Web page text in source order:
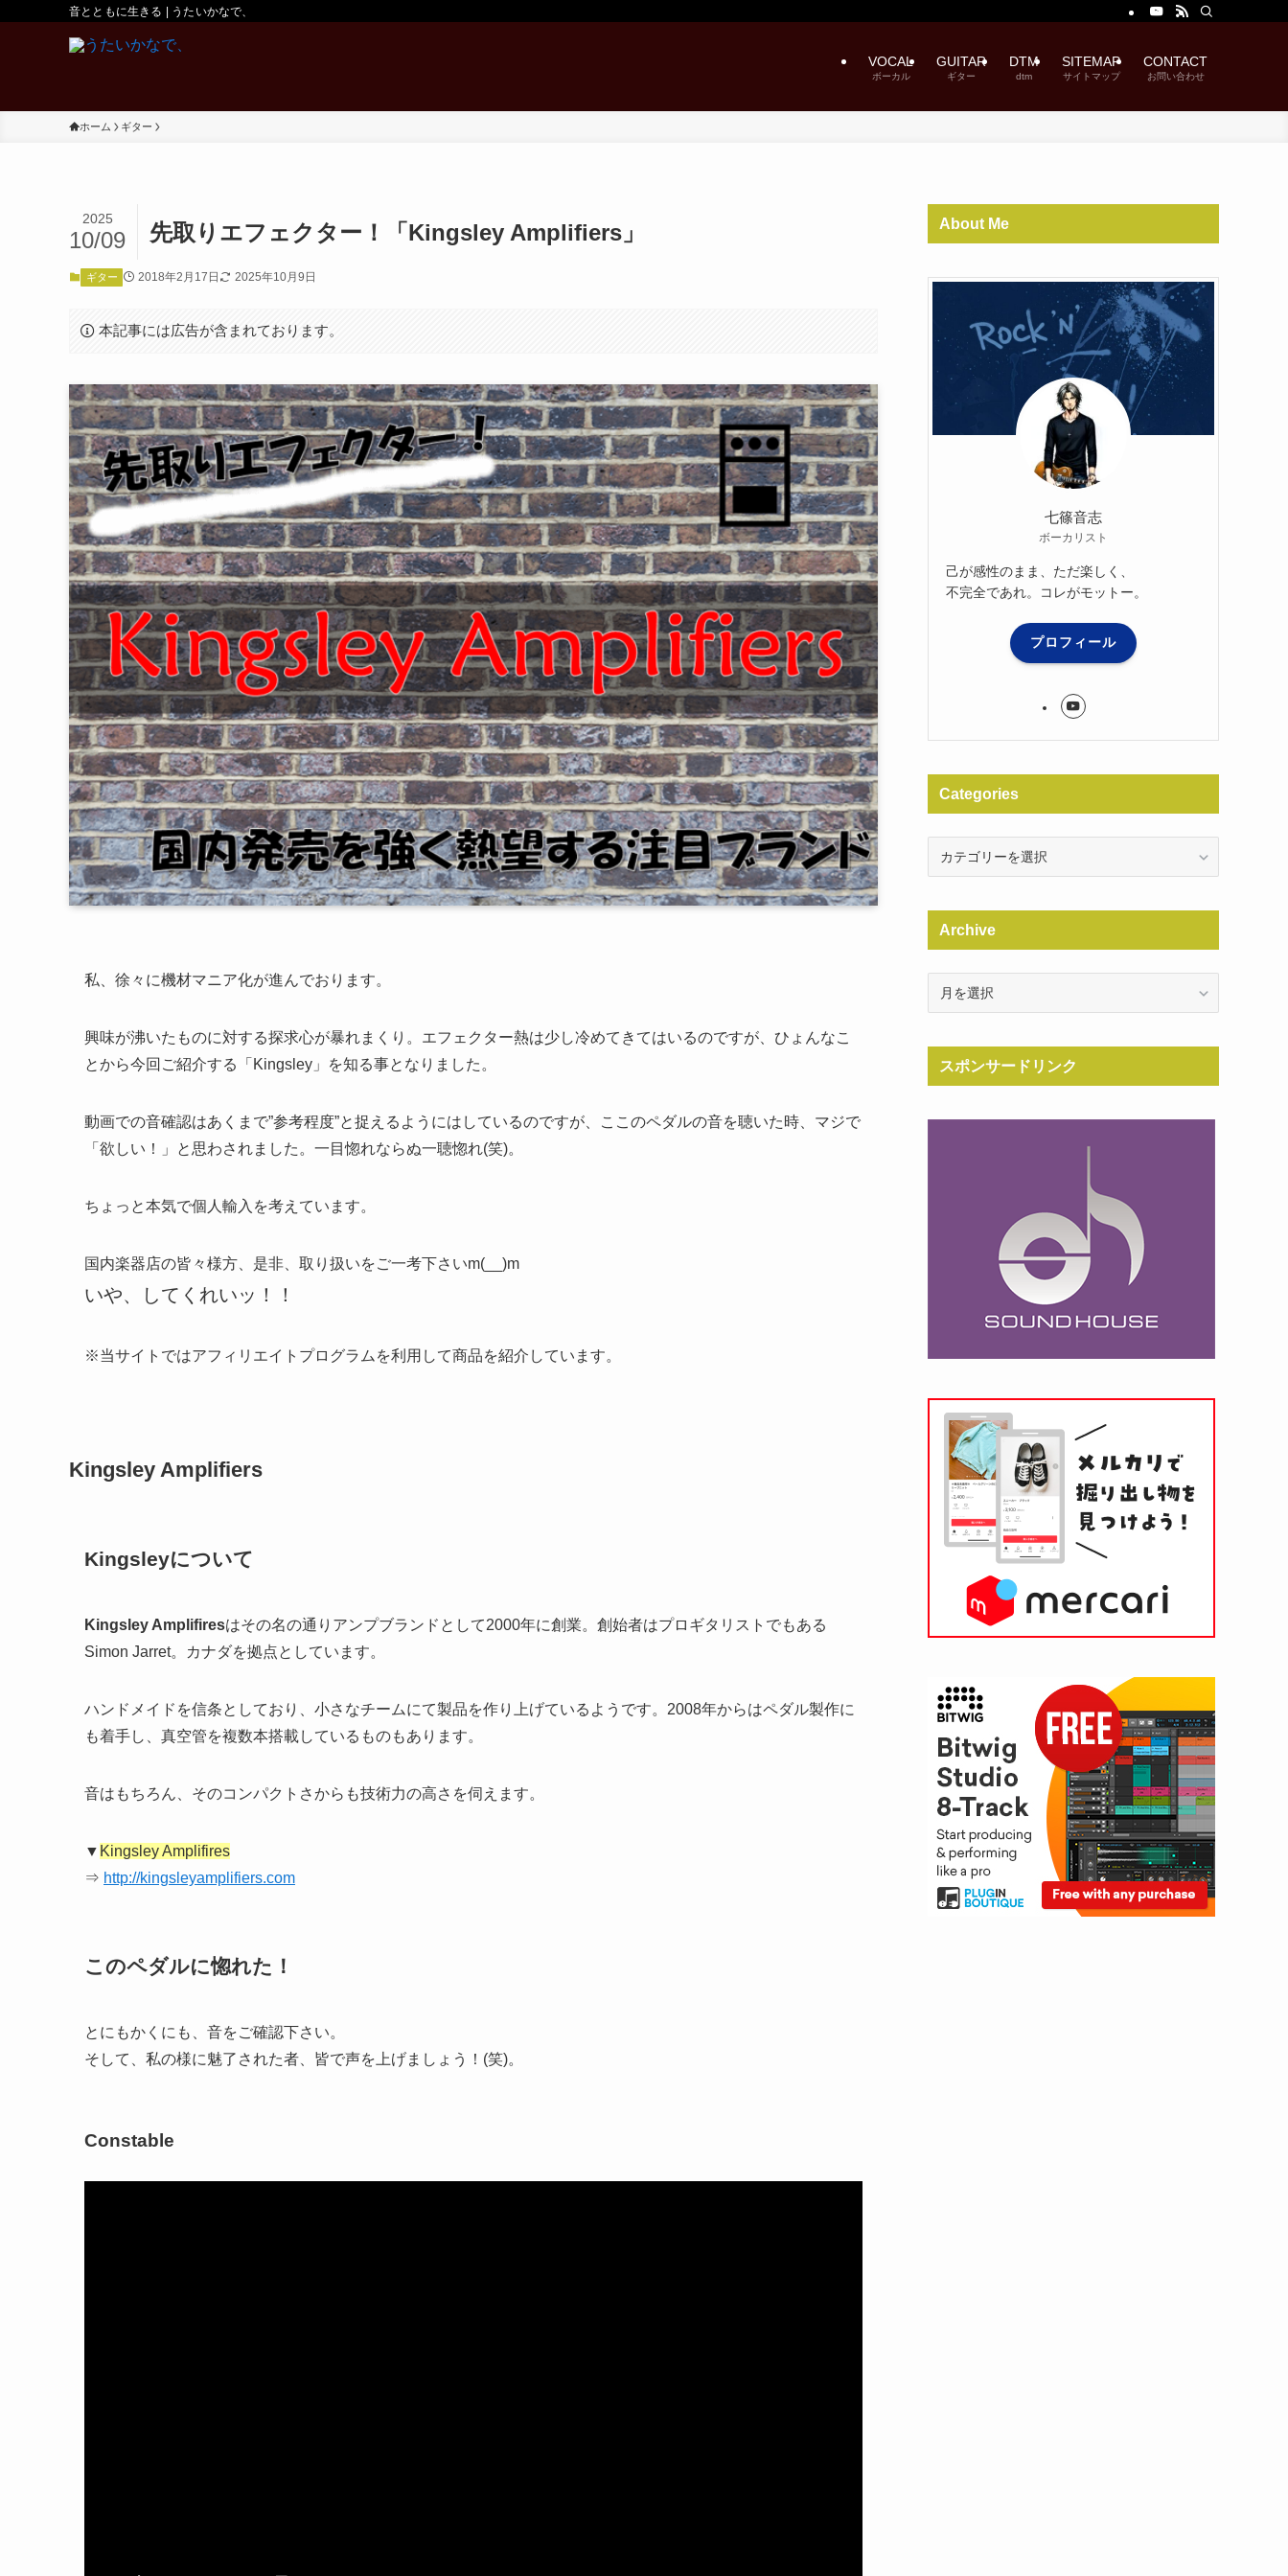
音とともに生きる | うたいかなで、
VOCAL
ボーカル
GUITAR
ギター
DTM
dtm
SITEMAP
サイトマップ
CONTACT
お問い合わせ
ホーム ギター
先取りエフェクター！「Kingsley Amplifiers」
2025
10/09
ギター 2018年2月17日 2025年10月9日
本記事には広告が含まれております。
私、徐々に機材マニア化が進んでおります。
興味が沸いたものに対する探求心が暴れまくり。エフェクター熱は少し冷めてきてはいるのですが、ひょんなこ
とから今回ご紹介する「Kingsley」を知る事となりました。
動画での音確認はあくまで”参考程度”と捉えるようにはしているのですが、ここのペダルの音を聴いた時、マジで
「欲しい！」と思わされました。一目惚れならぬ一聴惚れ(笑)。
ちょっと本気で個人輸入を考えています。
国内楽器店の皆々様方、是非、取り扱いをご一考下さいm(__)m
いや、してくれいッ！！
※当サイトではアフィリエイトプログラムを利用して商品を紹介しています。
Kingsley Amplifiers
Kingsleyについて
Kingsley Amplifiresはその名の通りアンプブランドとして2000年に創業。創始者はプロギタリストでもある
Simon Jarret。カナダを拠点としています。
ハンドメイドを信条としており、小さなチームにて製品を作り上げているようです。2008年からはペダル製作に
も着手し、真空管を複数本搭載しているものもあります。
音はもちろん、そのコンパクトさからも技術力の高さを伺えます。
▼ Kingsley Amplifires
⇒ http://kingsleyamplifiers.com
このペダルに惚れた！
とにもかくにも、音をご確認下さい。
そして、私の様に魅了された者、皆で声を上げましょう！(笑)。
Constable
About Me
七篠音志
ボーカリスト
己が感性のまま、ただ楽しく、
不完全であれ。コレがモットー。
プロフィール
Categories
Archive
スポンサードリンク